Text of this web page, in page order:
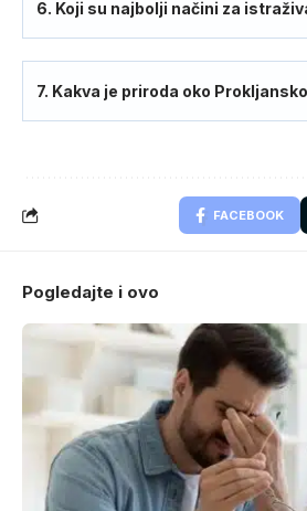
6. Koji su najbolji načini za
7. Kakva je priroda oko
FACEBOOK
Pogledajte i ovo